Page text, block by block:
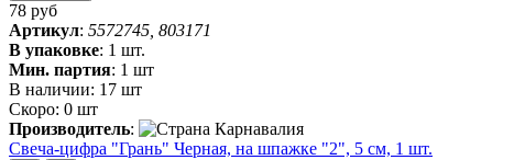
78 руб
Артикул: 5572745, 803171
В упаковке: 1 шт.
Мин. партия: 1 шт
В наличии: 17 шт
Скоро: 0 шт
Производитель:
Свеча-цифра "‎Грань" Черная, на шпажке "2", 5 см, 1 шт.